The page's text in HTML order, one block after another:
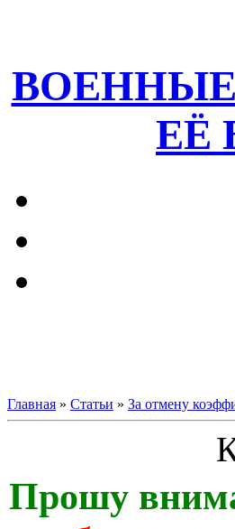
ЕЁ
Главная » Статьи » За отмену
Прошу